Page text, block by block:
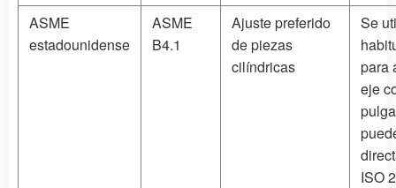
ASME
estadounidense
ASME
B4.1
Ajuste preferido
de piezas
cilíndricas
Se
para
eje
ISO